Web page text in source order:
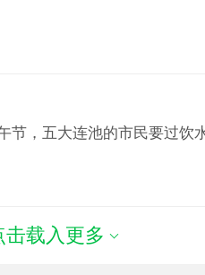
节，五大连池的市民要过饮
击载入更多